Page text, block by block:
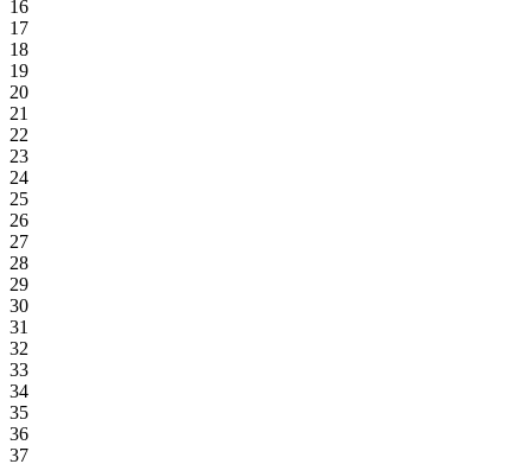
16
17
18
19
20
21
22
23
24
25
26
27
28
29
30
31
32
33
34
35
36
37